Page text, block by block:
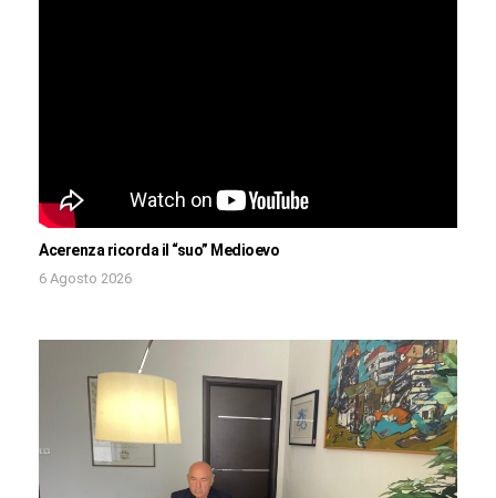
Acerenza ricorda il “suo” Medioevo
6 Agosto 2026